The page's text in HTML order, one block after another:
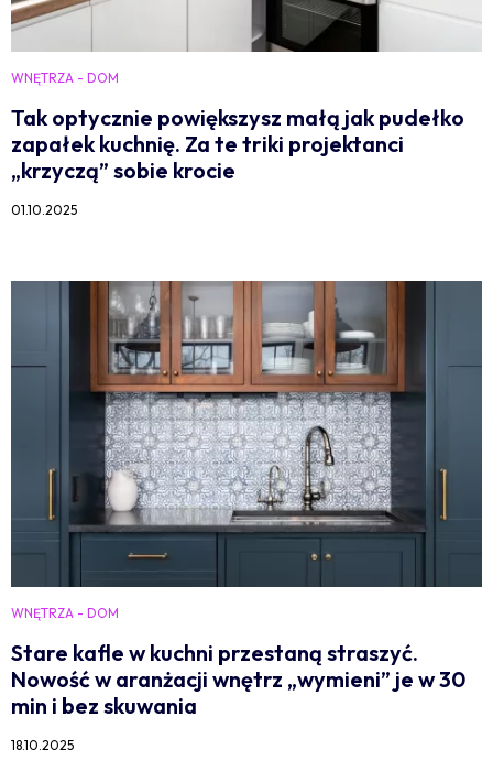
WNĘTRZA - DOM
Tak optycznie powiększysz małą jak pudełko
zapałek kuchnię. Za te triki projektanci
„krzyczą” sobie krocie
01.10.2025
WNĘTRZA - DOM
Stare kafle w kuchni przestaną straszyć.
Nowość w aranżacji wnętrz „wymieni” je w 30
min i bez skuwania
18.10.2025